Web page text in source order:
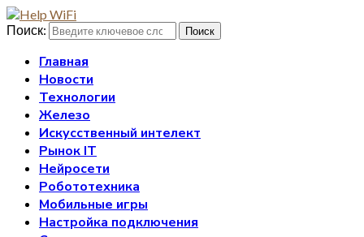
Поиск: Поиск
Главная
Новости
Технологии
Железо
Искусственный интелект
Рынок IT
Нейросети
Робототехника
Мобильные игры
Настройка подключения